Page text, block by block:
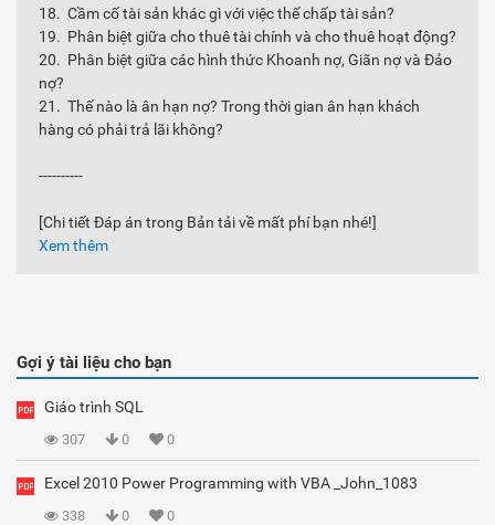
18. Cầm cố tài sản khác gì với việc thế chấp tài sản?
19. Phân biệt giữa cho thuê tài chính và cho thuê hoạt động?
20. Phân biệt giữa các hình thức Khoanh nợ, Giãn nợ và Đảo
nợ?
21. Thế nào là ân hạn nợ? Trong thời gian ân hạn khách
hàng có phải trả lãi không?
----------
[Chi tiết Đáp án trong Bản tải về mất phí bạn nhé!]
Xem thêm
Gợi ý tài liệu cho bạn
Giáo trình SQL
307 0 0
Excel 2010 Power Programming with VBA _John_1083
338 0 0